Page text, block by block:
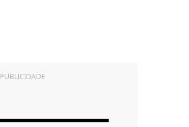
PUBLICIDADE